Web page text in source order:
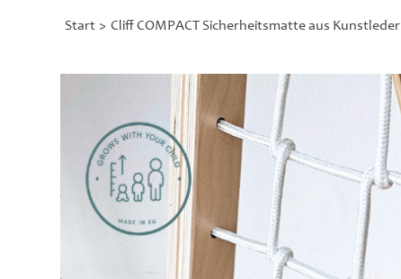
Start > Cliff COMPACT Sicherheitsmatte aus Kunstleder